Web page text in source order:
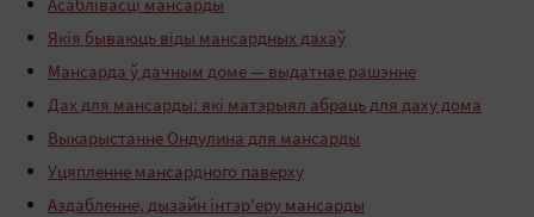
Асаблівасці мансарды
Якія бываюць віды мансардных дахаў
Мансарда ў дачным доме — выдатнае рашэнне
Дах для мансарды: які матэрыял абраць для даху дома
Выкарыстанне Ондулина для мансарды
Уцяпленне мансардного паверху
Аздабленне, дызайн інтэр'еру мансарды